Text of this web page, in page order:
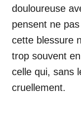
douloureuse
pensent ne
cette blessure
trop souvent
celle qui, sans
cruellement.